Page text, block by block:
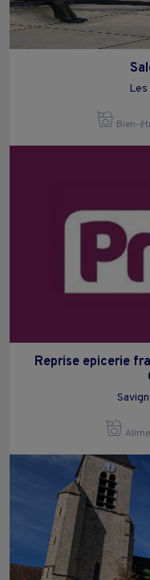
Les
Bien-
Reprise epicerie